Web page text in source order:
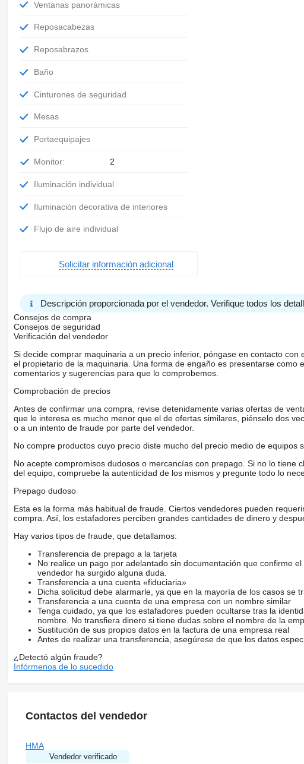
Ventanas panorámicas
Reposacabezas
Reposabrazos
Baño
Cinturones de seguridad
Mesas
Portaequipajes
Monitor: 2
Iluminación individual
Iluminación decorativa de interiores
Flujo de aire individual
Solicitar información adicional
Descripción proporcionada por el vendedor. Verifique todos los
Consejos de compra
Consejos de seguridad
Verificación del vendedor
Si decide comprar maquinaria a un precio inferior, póngase en contacto
el propietario de la maquinaria. Una forma de engaño es presentarse
comentarios y sugerencias para que lo comprobemos.
Comprobación de precios
Antes de confirmar una compra, revise detenidamente varias ofertas de
que le interesa es mucho menor que el de ofertas similares, piénselo dos
o a un intento de fraude por parte del vendedor.
No compre productos cuyo precio diste mucho del precio medio de equipos
No acepte compromisos dudosos o mercancías con prepago. Si no lo
del equipo, compruebe la autenticidad de los mismos y pregunte todo lo
Prepago dudoso
Esta es la forma más habitual de fraude. Ciertos vendedores pueden
compra. Así, los estafadores perciben grandes cantidades de dinero y
Hay varios tipos de fraude, que detallamos:
Transferencia de prepago a la tarjeta
No realice un pago por adelantado sin documentación que confirme
vendedor ha surgido alguna duda.
Transferencia a una cuenta «fiduciaria»
Dicha solicitud debe alarmarle, ya que en la mayoría de los casos se
Transferencia a una cuenta de una empresa con un nombre similar
Tenga cuidado, ya que los estafadores pueden ocultarse tras la
nombre. No transfiera dinero si tiene dudas sobre el nombre de la
Sustitución de sus propios datos en la factura de una empresa real
Antes de realizar una transferencia, asegúrese de que los datos
¿Detectó algún fraude?
Infórmenos de lo sucedido
Contactos del vendedor
HMA
Vendedor verificado